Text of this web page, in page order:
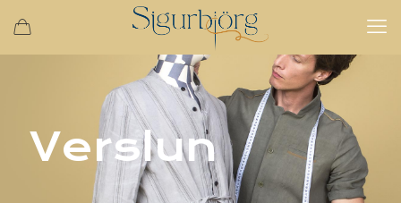
Verslun